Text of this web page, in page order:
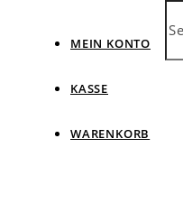
MEIN KONTO
KASSE
WARENKORB